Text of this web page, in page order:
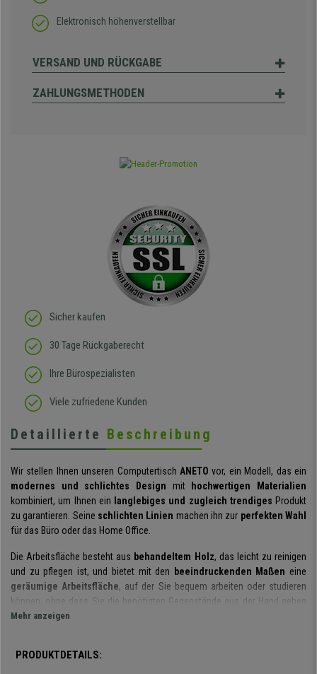
Elektronisch höhenverstellbar
VERSAND UND RÜCKGABE
ZAHLUNGSMETHODEN
Sicher kaufen
30 Tage Rückgaberecht
Ihre Bürospezialisten
Viele zufriedene Kunden
Detaillierte Beschreibung
Wir stellen Ihnen unseren Computertisch ANETO vor, ein Modell, das ein
modernes und schlichtes Design mit
hochwertigen Materialien
kombiniert, um Ihnen ein langlebiges und zugleich trendiges Produkt
zu garantieren. Seine schlichten Linien machen ihn zur perfekten Wahl
für das Büro oder das Home Office.
Die Arbeitsfläche besteht aus behandeltem Holz, das leicht zu reinigen
und zu pflegen ist, und bietet mit den beeindruckenden Maßen eine
geräumige Arbeitsfläche, auf der Sie bequem arbeiten oder studieren
können, ohne dass Sie die benötigten Gegenstände aus der Hand geben
müssen. Außerdem trägt er ein Gewicht
lässt sich manuell in der Breite verstellen, so dass Sie bei Bedarf eine
Mehr anzeigen
PRODUKTDETAILS: